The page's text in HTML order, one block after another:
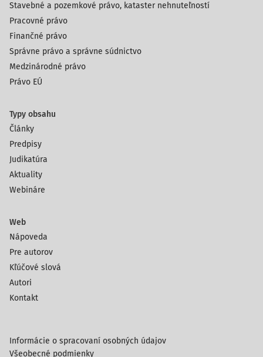
Stavebné a pozemkové právo, kataster nehnuteľností
Pracovné právo
Finančné právo
Správne právo a správne súdnictvo
Medzinárodné právo
Právo EÚ
Typy obsahu
Články
Predpisy
Judikatúra
Aktuality
Webináre
Web
Nápoveda
Pre autorov
Kľúčové slová
Autori
Kontakt
Informácie o spracovaní osobných údajov
Všeobecné podmienky